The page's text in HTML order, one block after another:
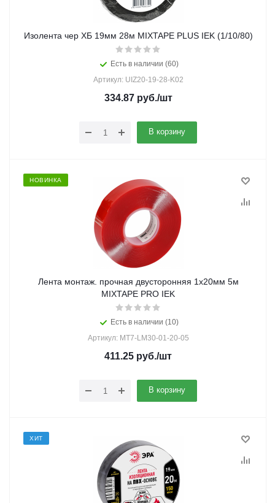
Изолента чер ХБ 19мм 28м MIXTAPE PLUS IEK (1/10/80)
Есть в наличии (60)
Артикул: UIZ20-19-28-K02
334.87руб./шт
В корзину
НОВИНКА
Лента монтаж. прочная двусторонняя 1х20мм 5м
MIXTAPE PRO IEK
Есть в наличии (10)
Артикул: MT7-LM30-01-20-05
411.25 руб./шт
В корзину
ХИТ